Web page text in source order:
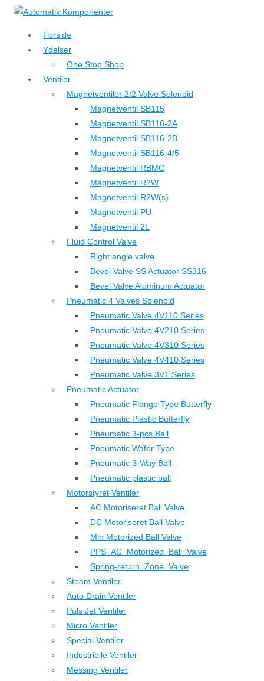
↓
hovedindhold
Forside
Ydelser
One Stop Shop
Ventiler
Magnetventiler 2/2 Valve Solenoid
Magnetventil SB115
Magnetventil SB116-2A
Magnetventil SB116-2B
Magnetventil SB116-4/5
Magnetventil RBMC
Magnetventil R2W
Magnetventil R2W(s)
Magnetventil PU
Magnetventil 2L
Fluid Control Valve
Right angle valve
Bevel Valve SS Actuator SS316
Bevel Valve Aluminum Actuator
Pneumatic 4 Valves Solenoid
Pneumatic Valve 4V110 Series
Pneumatic Valve 4V210 Series
Pneumatic Valve 4V310 Series
Pneumatic Valve 4V410 Series
Pneumatic Valve 3V1 Series
Pneumatic Actuator
Pneumatic Flange Type Butterfly
Pneumatic Plastic Butterfly
Pneumatic 3-pcs Ball
Pneumatic Wafer Type
Pneumatic 3-Way Ball
Pneumatic plastic ball
Motorstyret Ventiler
AC Motoriseret Ball Valve
DC Motoriseret Ball Valve
Min Motorized Ball Valve
PPS_AC_Motorized_Ball_Valve
Spring-return_Zone_Valve
Steam Ventiler
Auto Drain Ventiler
Puls Jet Ventiler
Micro Ventiler
Special Ventiler
Industrielle Ventiler
Messing Ventiler